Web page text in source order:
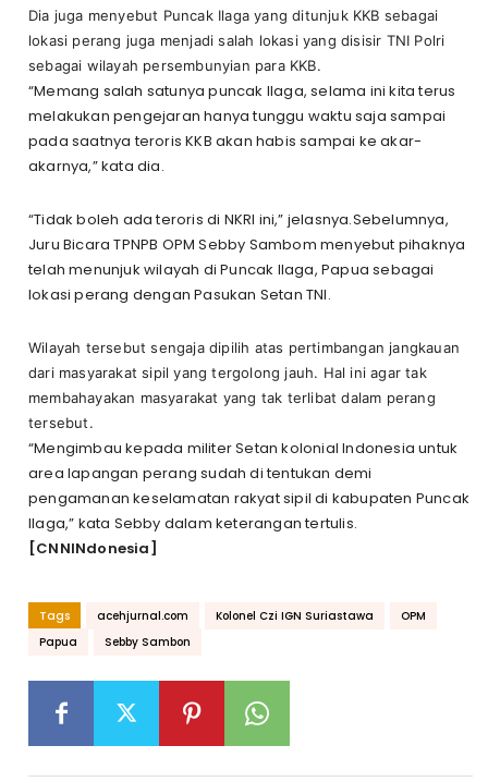
Dia juga menyebut Puncak Ilaga yang ditunjuk KKB sebagai
lokasi perang juga menjadi salah lokasi yang disisir TNI Polri
sebagai wilayah persembunyian para KKB.
“Memang salah satunya puncak Ilaga, selama ini kita terus
melakukan pengejaran hanya tunggu waktu saja sampai
pada saatnya teroris KKB akan habis sampai ke akar-
akarnya,” kata dia.
“Tidak boleh ada teroris di NKRI ini,” jelasnya.Sebelumnya,
Juru Bicara TPNPB OPM Sebby Sambom menyebut pihaknya
telah menunjuk wilayah di Puncak Ilaga, Papua sebagai
lokasi perang dengan Pasukan Setan TNI.
Wilayah tersebut sengaja dipilih atas pertimbangan jangkauan
dari masyarakat sipil yang tergolong jauh. Hal ini agar tak
membahayakan masyarakat yang tak terlibat dalam perang
tersebut.
“Mengimbau kepada militer Setan kolonial Indonesia untuk
area lapangan perang sudah di tentukan demi
pengamanan keselamatan rakyat sipil di kabupaten Puncak
Ilaga,” kata Sebby dalam keterangan tertulis.
[CNNINdonesia]
Tags acehjurnal.com Kolonel Czi IGN Suriastawa
OPM
Papua
Sebby Sambon